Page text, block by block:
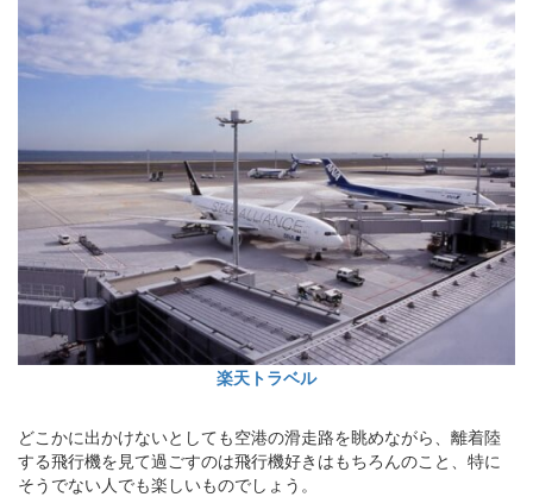
楽天トラベル
どこかに出かけないとしても空港の滑走路を眺めながら、離着陸
する飛行機を見て過ごすのは飛行機好きはもちろんのこと、特に
そうでない人でも楽しいものでしょう。